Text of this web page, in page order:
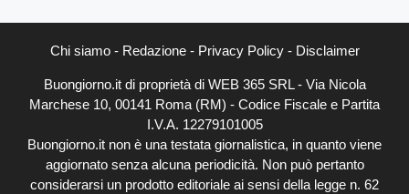
Chi siamo- Redazione- Privacy Policy- Disclaimer
Buongiorno.it di proprietà di WEB 365 SRL - Via Nicola
Marchese 10, 00141 Roma (RM) - Codice Fiscale e Partita
I.V.A. 12279101005
Buongiorno.it non è una testata giornalistica, in quanto viene
aggiornato senza alcuna periodicità. Non può pertanto
considerarsi un prodotto editoriale ai sensi della legge n. 62